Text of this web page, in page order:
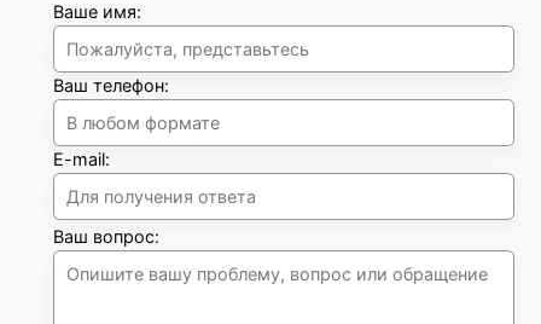
Ваше имя:
Ваш телефон:
E-mail:
Ваш вопрос: